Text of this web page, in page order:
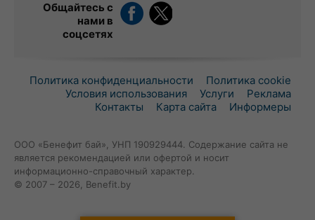
Общайтесь с
нами в
соцсетях
Политика конфиденциальности
Политика cookie
Условия использования
Услуги
Реклама
Контакты
Карта сайта Информеры
ООО «Бенефит бай», УНП 190929444. Содержание сайта не
является рекомендацией или офертой и носит
информационно-справочный характер.
© 2007 – 2026, Benefit.by